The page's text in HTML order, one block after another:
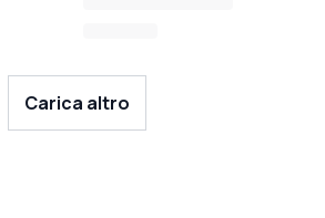
Carica altro